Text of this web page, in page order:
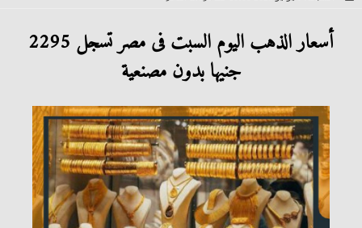
أسعار الذهب اليوم السبت فى مصر تسجل 2295
جنيها بدون مصنعية